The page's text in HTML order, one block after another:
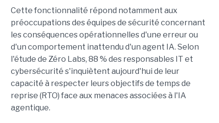
Cette fonctionnalité répond notamment aux
préoccupations des équipes de sécurité concernant
les conséquences opérationnelles d'une erreur ou
d'un comportement inattendu d'un agent IA. Selon
l'étude de Zéro Labs, 88 % des responsables IT et
cybersécurité s'inquiètent aujourd'hui de leur
capacité à respecter leurs objectifs de temps de
reprise (RTO) face aux menaces associées à l'IA
agentique.